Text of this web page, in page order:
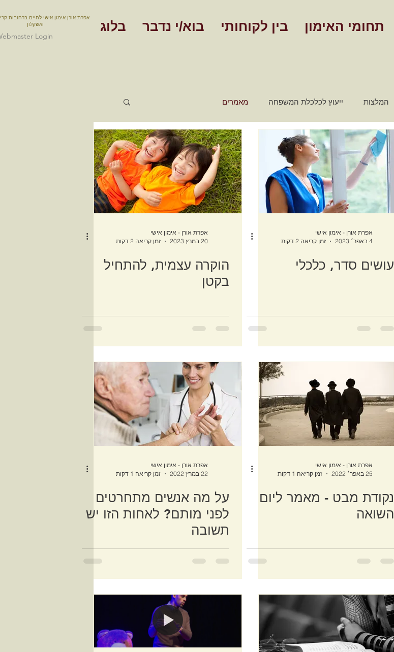
תחומי האימון בין לקוחותי בוא/י נדבר בלוג
אפרת אורן אימון אישי לחיים ברחובות
ואשקלון
Login
המלצות ייעוץ לכלכלת המשפחה מאמרים
סרטונים - אימון אישי שלבים הצלחה אימון תעסוקתי
אפרת אורן - אימון אישי
4 באפר׳ 2023
זמן קריאה 2 דקות
עושים סדר, כלכלי
אפרת אורן - אימון אישי
20 במרץ 2023
זמן קריאה 2 דקות
הוקרה עצמית, להתחיל
בקטן
אפרת אורן - אימון אישי
25 באפר׳ 2022
זמן קריאה 1 דקות
נקודת מבט - מאמר ליום
השואה
אפרת אורן - אימון אישי
22 במרץ 2022
זמן קריאה 1 דקות
על מה אנשים מתחרטים
לפני מותם? לאחות הזו יש
תשובה